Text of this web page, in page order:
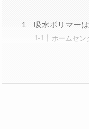
吸水ポリマー
ホームセン